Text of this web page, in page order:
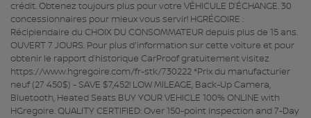
crédit. Obtenez toujours plus pour votre VÉHICULE D’ÉCHANGE. 30
concessionnaires pour mieux vous servir! HGRÉGOIRE :
Récipiendaire du CHOIX DU CONSOMMATEUR depuis plus de 15 ans.
OUVERT 7 JOURS. Pour plus d'information sur cette voiture et pour
obtenir le rapport d’historique CarProof gratuitement visitez
https://www.hgregoire.com/fr-stk/730222 *Prix du manufacturier
neuf (27 450$) - SAVE $7,452! LOW MILEAGE, Back-Up Camera,
Bluetooth, Heated Seats BUY YOUR VEHICLE 100% ONLINE with
HGregoire. QUALITY CERTIFIED: Over 150-point inspection and 7-Day